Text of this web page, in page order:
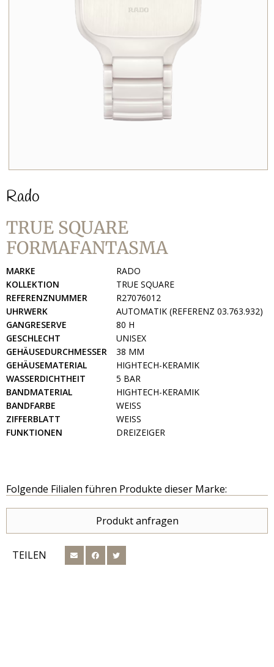
Rado
TRUE SQUARE
FORMAFANTASMA
MARKE
RADO
KOLLEKTION
TRUE SQUARE
REFERENZNUMMER
R27076012
UHRWERK
AUTOMATIK (REFERENZ 03.763.932)
GANGRESERVE
80 H
GESCHLECHT
UNISEX
GEHÄUSEDURCHMESSER
38 MM
GEHÄUSEMATERIAL
HIGHTECH-KERAMIK
WASSERDICHTHEIT
5 BAR
BANDMATERIAL
HIGHTECH-KERAMIK
BANDFARBE
WEISS
ZIFFERBLATT
WEISS
FUNKTIONEN
DREIZEIGER
Folgende Filialen führen Produkte dieser Marke:
Produkt anfragen
TEILEN